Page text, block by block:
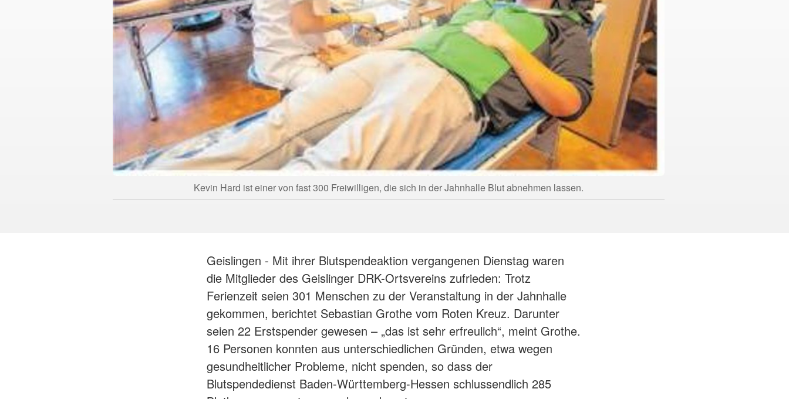
Kevin Hard ist einer von fast 300 Freiwilligen, die sich in der Jahnhalle Blut abnehmen lassen.
Geislingen - Mit ihrer Blutspendeaktion vergangenen Dienstag waren
die Mitglieder des Geislinger DRK-Ortsvereins zufrieden: Trotz
Ferienzeit seien 301 Menschen zu der Veranstaltung in der Jahnhalle
gekommen, berichtet Sebastian Grothe vom Roten Kreuz. Darunter
seien 22 Erstspender gewesen – „das ist sehr erfreulich“, meint Grothe.
16 Personen konnten aus unterschiedlichen Gründen, etwa wegen
gesundheitlicher Probleme, nicht spenden, so dass der
Blutspendedienst Baden-Württemberg-Hessen schlussendlich 285